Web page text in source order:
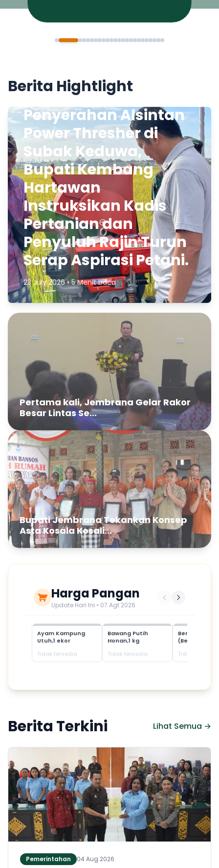
Berita Hightlight
Penyerahan Alsintan
Power Thresher di
Subak Keduwa,
Bupati Kembang
Hartawan
Instruksikan Kadis
Pertanian dan
Penyuluh Rajin Turun
Serap Aspirasi Petani.
23 July 2026 • 5 Menit baca
Pertama kali, Jembrana Gelar Rakor
Besar Lintas Se...
Bupati Jembrana Tekankan Konsep
Asta Kosala Kosali...
Harga Pangan
Update Hari Ini • 07 Agt 2026
Ayam Kampung
Utuh,1 ekor
Tidak tersedia
Bawang Putih
Honan,1 kg
Tidak tersedia
Beras
(Beras SPHP)
Tidak tersedia
Berita Terkini Lihat Semua →
Pemerintahan 04 Aug 2026